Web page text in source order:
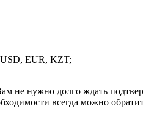
EUR, KZT;
не нужно долго ждать
всегда можно